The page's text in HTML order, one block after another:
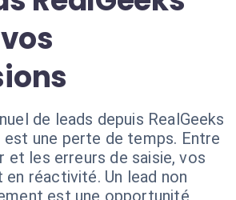
de leads depuis RealGeeks
une perte de temps. Entre
et les erreurs de saisie, vos
réactivité. Un lead non
est une opportunité